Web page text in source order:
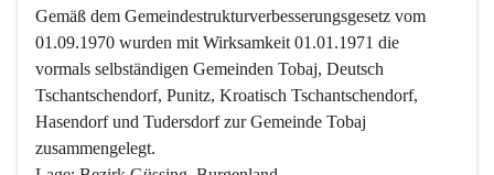
Gemäß dem Gemeindestrukturverbesserungsgesetz vom
01.09.1970 wurden mit Wirksamkeit 01.01.1971 die
vormals selbständigen Gemeinden Tobaj, Deutsch
Tschantschendorf, Punitz, Kroatisch Tschantschendorf,
Hasendorf und Tudersdorf zur Gemeinde Tobaj
zusammengelegt.